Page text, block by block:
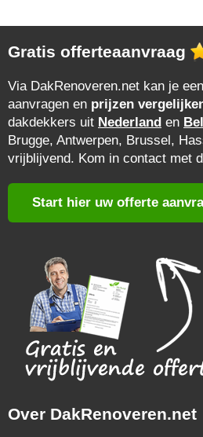
Gratis offerteaanvraag
Via DakRenoveren.net kan je een
aanvragen en prijzen
dakdekkers uit Nederland en
Brugge, Antwerpen, Brussel,
vrijblijvend. Kom in contact met
Start hier uw offerte
Over DakRenoveren.net